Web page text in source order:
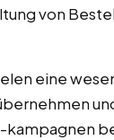
von
eine
kampagnen